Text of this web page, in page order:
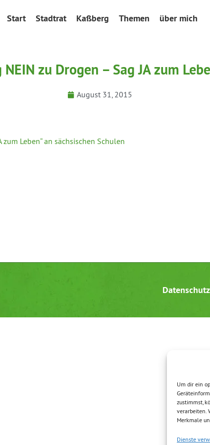
Um dir ein
zustimmst,
verarbeiten.
Merkmale
Dienste
Start Stadtrat Kaßberg Themen über mich
zu Drogen – Sag JA zum
August 31, 2015
Leben“ an sächsischen Schulen